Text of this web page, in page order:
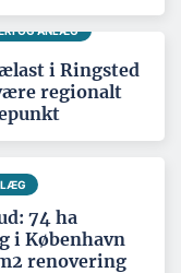
OG ANLÆG
i Ringsted
regionalt
74 ha
i København
renovering